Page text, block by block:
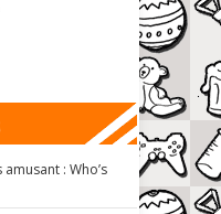
: Who’s